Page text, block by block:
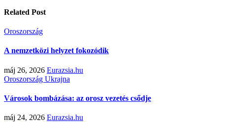
Related Post
Oroszország
A nemzetközi helyzet fokozódik
máj 26, 2026 Eurazsia.hu
Oroszország Ukrajna
Városok bombázása: az orosz vezetés csődje
máj 24, 2026 Eurazsia.hu